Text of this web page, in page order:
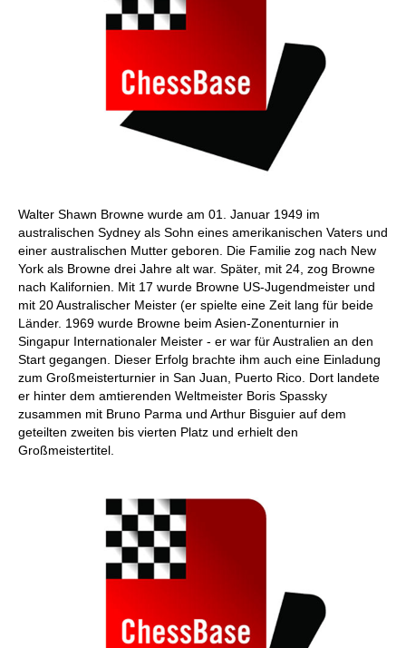
Walter Shawn Browne wurde am 01. Januar 1949 im
australischen Sydney als Sohn eines amerikanischen Vaters und
einer australischen Mutter geboren. Die Familie zog nach New
York als Browne drei Jahre alt war. Später, mit 24, zog Browne
nach Kalifornien. Mit 17 wurde Browne US-Jugendmeister und
mit 20 Australischer Meister (er spielte eine Zeit lang für beide
Länder. 1969 wurde Browne beim Asien-Zonenturnier in
Singapur Internationaler Meister - er war für Australien an den
Start gegangen. Dieser Erfolg brachte ihm auch eine Einladung
zum Großmeisterturnier in San Juan, Puerto Rico. Dort landete
er hinter dem amtierenden Weltmeister Boris Spassky
zusammen mit Bruno Parma und Arthur Bisguier auf dem
geteilten zweiten bis vierten Platz und erhielt den
Großmeistertitel.